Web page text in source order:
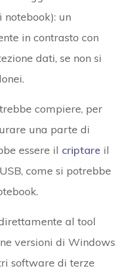
notebook): un
in contrasto con
dati, se non si
compiere, per
una parte di
essere il criptare il
come si potrebbe
al tool
versioni di Windows
software di terze